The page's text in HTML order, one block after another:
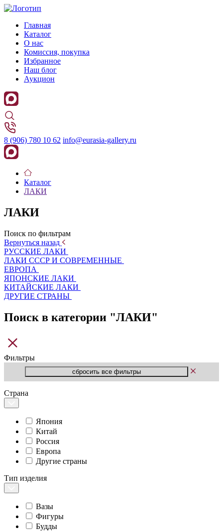
Главная
Каталог
О нас
Комиссия, покупка
Избранное
Наш блог
Аукцион
8 (906) 780 10 62 info@eurasia-gallery.ru
Каталог
ЛАКИ
ЛАКИ
Поиск по фильтрам
Вернуться назад
РУССКИЕ ЛАКИ
ЛАКИ СССР И СОВРЕМЕННЫЕ
ЕВРОПА
ЯПОНСКИЕ ЛАКИ
КИТАЙСКИЕ ЛАКИ
ДРУГИЕ СТРАНЫ
Поиск в категории "ЛАКИ"
Фильтры
Страна
Япония
Китай
Россия
Европа
Другие страны
Тип изделия
Вазы
Фигуры
Будды